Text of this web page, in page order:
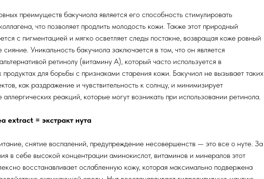
преимуществ бакучиола является его способность стимулировать
что позволяет продлить молодость кожи. Также этот природный
с пигментацией и мягко осветляет следы постакне, возвращая коже ровный
сияние. Уникальность бакучиола заключается в том, что он является
ретинолу (витамину А), который часто используется в
продуктах для борьбы с признаками старения кожи. Бакучиол не вызывает таких
как раздражение и чувствительность к солнцу, и минимизирует
аллергических реакций, которые могут возникать при использовании ретинола.
extract = экстракт нута
снятие воспалений, предупреждение несовершенств — это все о нуте. За
в себе высокой концентрации аминокислот, витаминов и минералов этот
восстанавливает ослабленную кожу, которая максимально подвержена